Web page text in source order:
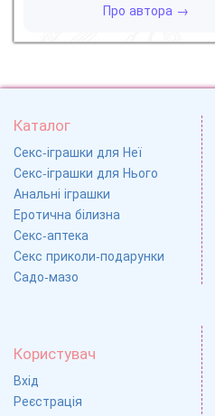
Про автора →
Каталог
Секс-іграшки для Неї
Секс-іграшки для Нього
Анальні іграшки
Еротична білизна
Секс-аптека
Секс приколи-подарунки
Садо-мазо
Користувач
Вхід
Реєстрація